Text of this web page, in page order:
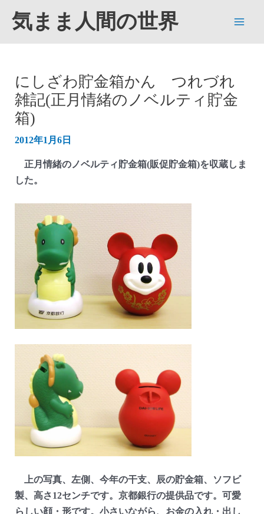
気まま人間の世界
にしざわ貯金箱かん つれづれ
雑記(正月情緒のノベルティ貯金
箱)
2012年1月6日
正月情緒のノベルティ貯金箱(販促貯金箱)を収蔵しま
した。
上の写真、左側、今年の干支、辰の貯金箱、ソフビ
製、高さ12センチです。京都銀行の提供品です。可愛
らしい顔・形です。小さいながら、お金の入れ・出し